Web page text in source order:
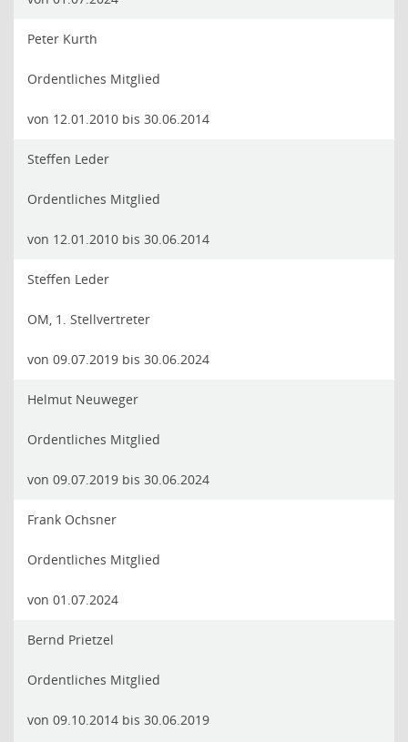
Peter Kurth
Ordentliches Mitglied
von 12.01.2010 bis 30.06.2014
Steffen Leder
Ordentliches Mitglied
von 12.01.2010 bis 30.06.2014
Steffen Leder
OM, 1. Stellvertreter
von 09.07.2019 bis 30.06.2024
Helmut Neuweger
Ordentliches Mitglied
von 09.07.2019 bis 30.06.2024
Frank Ochsner
Ordentliches Mitglied
von 01.07.2024
Bernd Prietzel
Ordentliches Mitglied
von 09.10.2014 bis 30.06.2019